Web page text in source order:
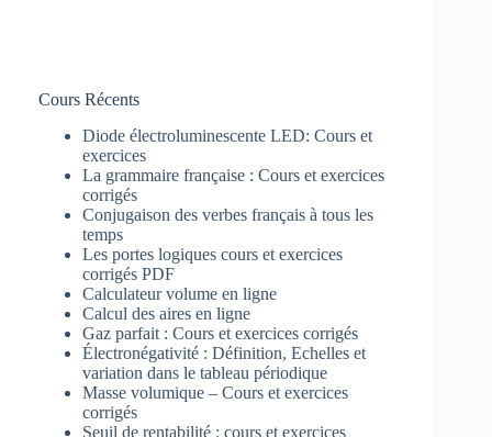
Cours Récents
Diode électroluminescente LED: Cours et
exercices
La grammaire française : Cours et exercices
corrigés
Conjugaison des verbes français à tous les
temps
Les portes logiques cours et exercices
corrigés PDF
Calculateur volume en ligne
Calcul des aires en ligne
Gaz parfait : Cours et exercices corrigés
Électronégativité : Définition, Echelles et
variation dans le tableau périodique
Masse volumique – Cours et exercices
corrigés
Seuil de rentabilité : cours et exercices